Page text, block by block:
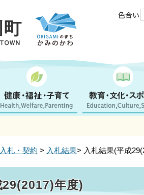
入札・契約 > 入札結果> 入札結果(平成
29(2017)年度)